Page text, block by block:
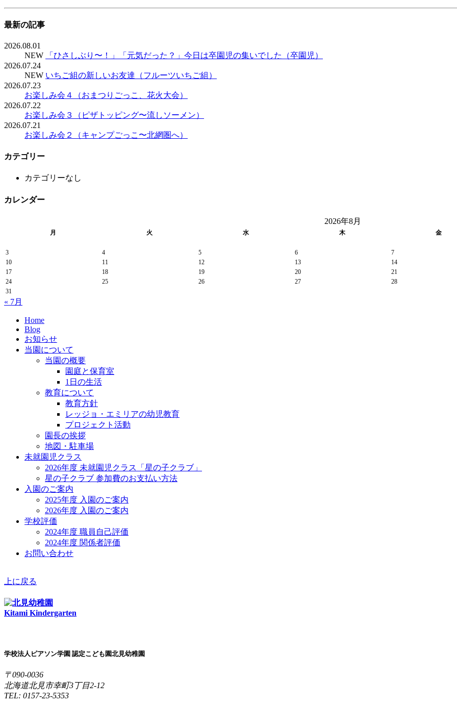
最新の記事
2026.08.01
NEW
「ひさしぶり〜！」「元気だった？」今日は卒園児の集いでした（卒園児）
2026.07.24
NEW いちご組の新しいお友達（フルーツいちご組）
2026.07.23
お楽しみ会４（おまつりごっこ、花火大会）
2026.07.22
お楽しみ会３（ピザトッピング〜流しソーメン）
2026.07.21
お楽しみ会２（キャンプごっこ〜北網圏へ）
カテゴリー
カテゴリーなし
カレンダー
2026年8月
月 火 水 木 金
3
4 5 6 7
10
11 12 13 14
17
18 19 20 21
24
25 26 27 28
31
« 7月
Home
Blog
お知らせ
当園について
当園の概要
園庭と保育室
1日の生活
教育について
教育方針
レッジョ・エミリアの幼児教育
プロジェクト活動
園長の挨拶
地図・駐車場
未就園児クラス
2026年度 未就園児クラス「星の子クラブ」
星の子クラブ 参加費のお支払い方法
入園のご案内
2025年度 入園のご案内
2026年度 入園のご案内
学校評価
2024年度 職員自己評価
2024年度 関係者評価
お問い合わせ
上に戻る
Kitami Kindergarten
学校法人ピアソン学園 認定こども園北見幼稚園
〒090-0036
北海道北見市幸町3丁目2-12
TEL: 0157-23-5353